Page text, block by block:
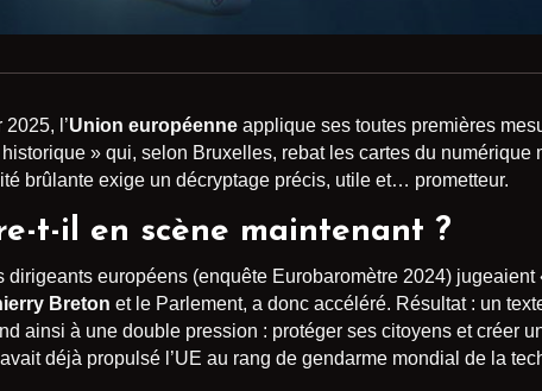
l’Union européenne applique ses toutes premières
» qui, selon Bruxelles, rebat les cartes du numérique
brûlante exige un décryptage précis, utile et… prometteur.
t-il en scène maintenant ?
européens (enquête Eurobaromètre 2024) jugeaient
Breton et le Parlement, a donc accéléré. Résultat : un
ainsi à une double pression : protéger ses citoyens et créer
déjà propulsé l’UE au rang de gendarme mondial de la